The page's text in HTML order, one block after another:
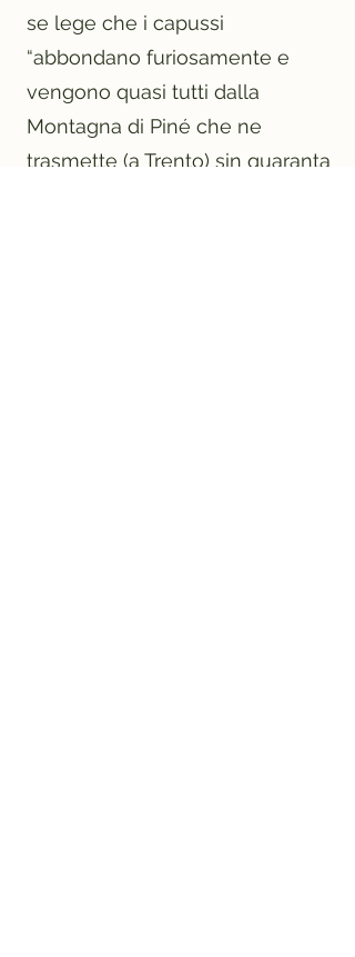
se lege che i capussi
“abbondano furiosamente e
vengono quasi tutti dalla
Montagna di Piné che ne
trasmette (a Trento) sin quaranta